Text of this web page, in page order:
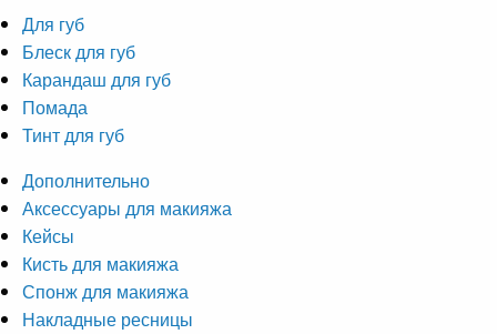
Для губ
Блеск для губ
Карандаш для губ
Помада
Тинт для губ
Дополнительно
Аксессуары для макияжа
Кейсы
Кисть для макияжа
Спонж для макияжа
Накладные ресницы